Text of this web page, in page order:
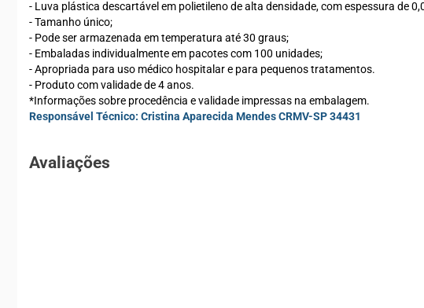
- Luva plástica descartável em polietileno de alta densidade, com espessura de
- Tamanho único;
- Pode ser armazenada em temperatura até 30 graus;
- Embaladas individualmente em pacotes com 100 unidades;
- Apropriada para uso médico hospitalar e para pequenos tratamentos.
- Produto com validade de 4 anos.
*Informações sobre procedência e validade impressas na embalagem.
Responsável Técnico: Cristina Aparecida Mendes CRMV-SP 34431
Avaliações